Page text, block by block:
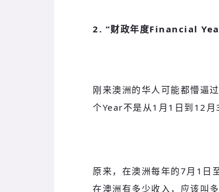
2. “财政年度Financial
刚来澳洲的华人可能都懵逼
个Year不是从1月1日到12月
原来，在澳洲每年的7月1日
在澳洲有多少收入，应该叫